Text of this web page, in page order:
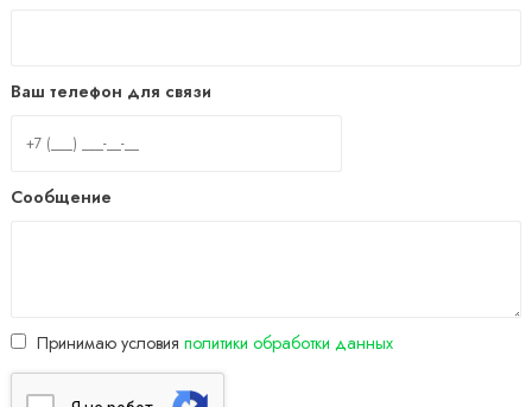
Ваш телефон для связи
Сообщение
Принимаю условия политики обработки данных